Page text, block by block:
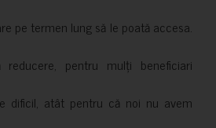
pe termen lung să le poată accesa.
pentru mulți beneficiari
dificil, atât pentru că noi nu avem